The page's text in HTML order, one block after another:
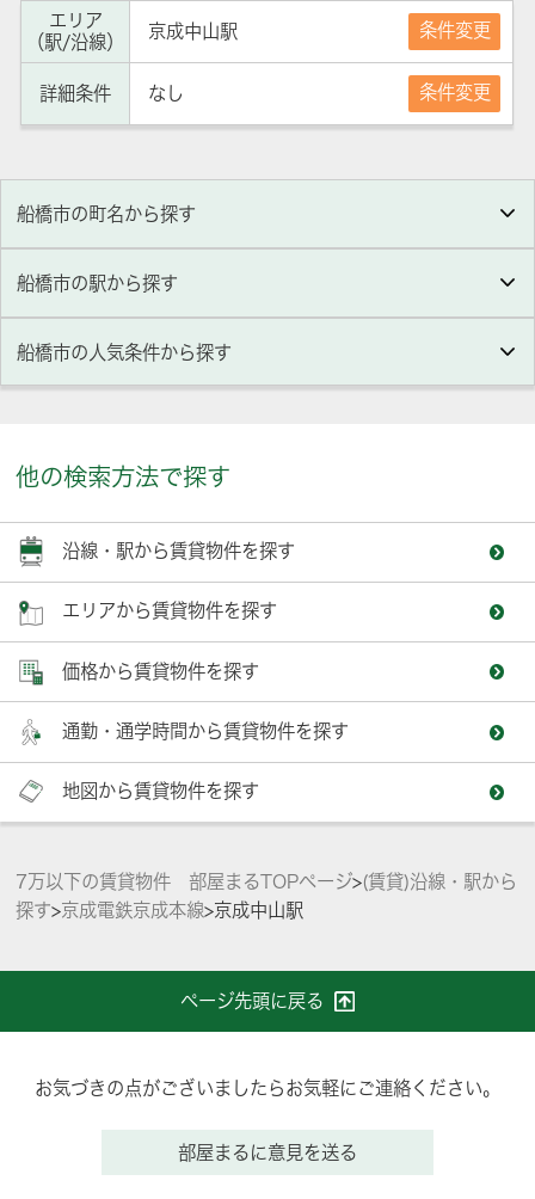
エリア
（駅/沿線）
京成中山駅 条件変更
詳細条件 なし 条件変更
船橋市の町名から探す
船橋市の駅から探す
船橋市の人気条件から探す
他の検索方法で探す
沿線・駅から賃貸物件を探す
エリアから賃貸物件を探す
価格から賃貸物件を探す
通勤・通学時間から賃貸物件を探す
地図から賃貸物件を探す
7万以下の賃貸物件 部屋まるTOPページ>(賃貸)沿線・駅から
探す>京成電鉄京成本線>京成中山駅
ページ先頭に戻る
お気づきの点がございましたらお気軽にご連絡ください。
部屋まるに意見を送る